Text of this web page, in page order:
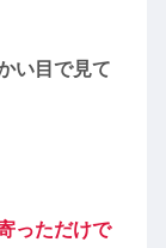
い目で見て
っただけで